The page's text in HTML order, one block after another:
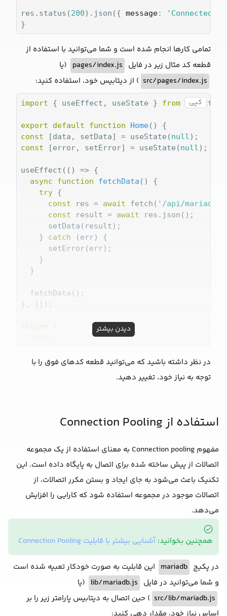
res.status(200).json({ message:
'Connected
}
تمامی کارها انجام شده است و شما می‌توانید با استفاده از
قطعه کد مثال زیر در فایل pages/index.js (یا
src/pages/index.js ) از دیتابیس خود، استفاده کنید:
کپی import { useEffect, useState } from 'react'
export default function Home( )
const [data, setData] = useState(null
const [error, setError] = useState(null );
useEffect( () => {
async
function fetchData ( ) {
try {
const res = await fetch( '/api/mariadb'
const result = await res.json();
      setData(result);
    }
catch (err) {
      setError(err);
    }
  }
  fetchData();
}, []);
return
    {error ? (
);
دیدن بیشتر
در نظر داشته باشید که می‌توانید قطعه کدهای فوق را با
توجه به نیاز خود، تغییر دهید.
استفاده از Connection Pooling
مفهوم Connection pooling به معنای استفاده از یک مجموعه
اتصالات از پیش ساخته شده برای اتصال به پایگاه داده است. این
تکنیک باعث می‌شود به جای ایجاد و بستن مکرر اتصالات، از
اتصالات موجود در مجموعه استفاده شود که کارایی را افزایش
می‌دهد.
همچنین بخوانید:آشنایی بیشتر با قابلیت Connection Pooling
در پکیج mariadb این قابلیت به صورت خودکار تعبیه شده است
و شما می‌توانید در فایل lib/mariadb.js (یا
src/lib/mariadb.js ) حین اتصال به دیتابیس پارامتر زیر را بر